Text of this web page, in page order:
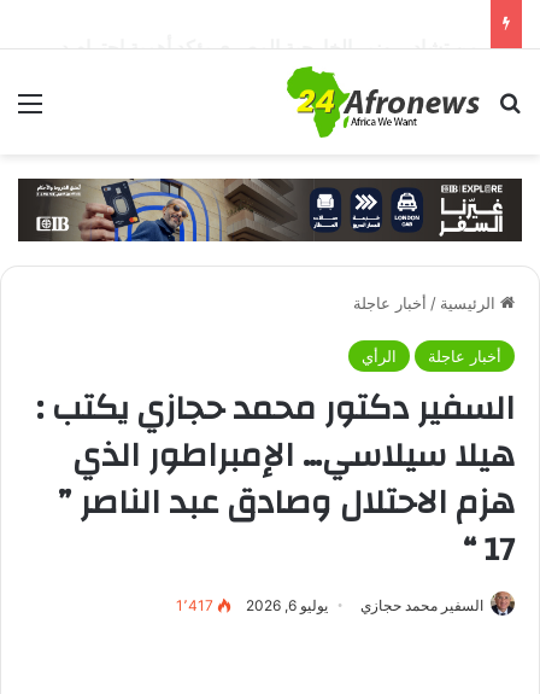
بحث عن
الرئيسية / أخبار عاجلة
أخبار عاجلة الرأي
السفير دكتور محمد حجازي يكتب :
هيلا سيلاسي… الإمبراطور الذي
هزم الاحتلال وصادق عبد الناصر ”
17 “
السفير محمد حجازي يوليو 6, 2026 1٬417